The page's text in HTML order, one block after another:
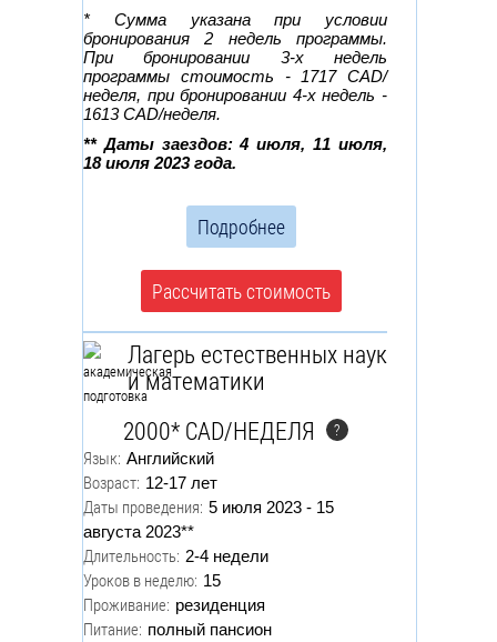
* Сумма указана при условии
бронирования 2 недель программы.
При бронировании 3-х недель
программы стоимость - 1717 CAD/
неделя, при бронировании 4-х недель -
1613 CAD/неделя.
** Даты заездов: 4 июля, 11 июля,
18 июля 2023 года.
Подробнее
Рассчитать стоимость
Лагерь естественных наук
и математики
2000* CAD/НЕДЕЛЯ
?
Язык: Английский
Возраст: 12-17 лет
Даты проведения: 5 июля 2023 - 15
августа 2023**
Длительность: 2-4 недели
Уроков в неделю: 15
Проживание: резиденция
Питание: полный пансион